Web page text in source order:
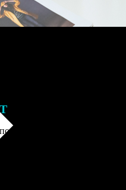
заказа к печати
могут связаться с Вами
телефону или email для
деталей.